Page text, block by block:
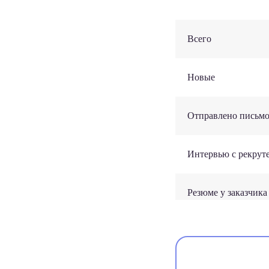
Всего
Новые
Отправлено письмо
Интервью с
Резюме у заказчика